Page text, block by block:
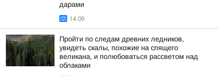
дарами
14:09
Пройти по следам древних ледников,
увидеть скалы, похожие на спящего
великана, и полюбоваться рассветом над
облаками